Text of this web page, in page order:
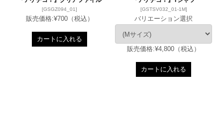
[GSGZ094_01]
販売価格:¥700（税込）
カートに入れる
[GSTSV032_01-1M]
バリエーション選択
販売価格:¥4,800 （税込）
カートに入れる